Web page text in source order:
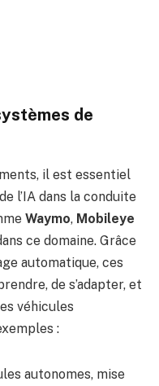
de
il est essentiel
l’IA dans la conduite
Waymo, Mobileye
ce domaine. Grâce
automatique, ces
de s’adapter, et
véhicules
:
autonomes, mise